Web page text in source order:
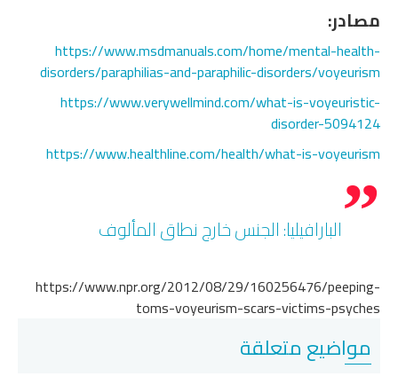
مصادر:
https://www.msdmanuals.com/home/mental-health-
disorders/paraphilias-and-paraphilic-disorders/voyeurism
https://www.verywellmind.com/what-is-voyeuristic-
disorder-5094124
https://www.healthline.com/health/what-is-voyeurism
البارافيليا: الجنس خارج نطاق المألوف
https://www.npr.org/2012/08/29/160256476/peeping-
toms-voyeurism-scars-victims-psyches
مواضيع متعلقة